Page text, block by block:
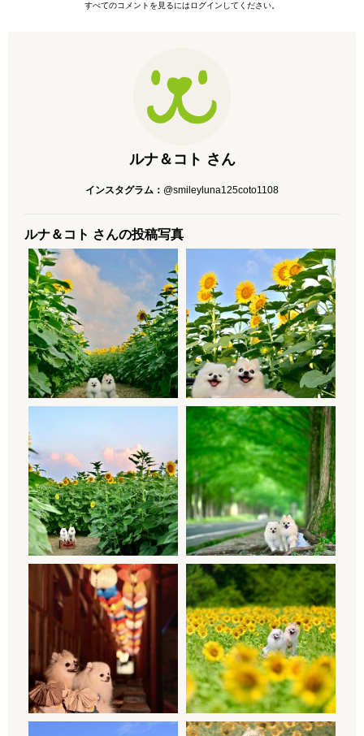
すべてのコメントを見るにはログインしてください。
ルナ＆コト さん
インスタグラム： @smileyluna125coto1108
ルナ＆コト さんの投稿写真